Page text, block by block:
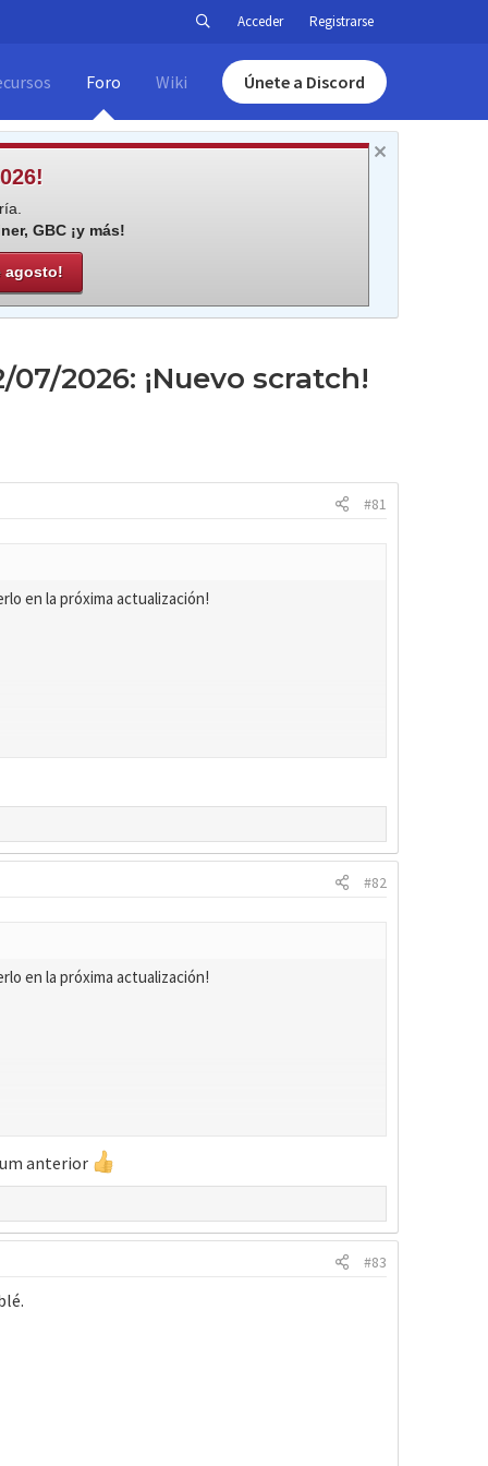
Acceder Registrarse
Foro Wiki Únete a Discord
GBC ¡y más!
agosto!
2026: ¡Nuevo scratch!
#81
en la próxima actualización!
#82
en la próxima actualización!
anterior
#83